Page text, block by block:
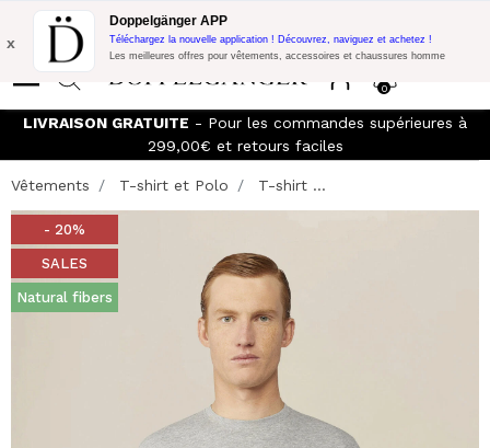
Promo Flash: 10% de réduction supplémentaire sur 300€ d'achat
avec le code:
0
x
Doppelgänger APP
Téléchargez la nouvelle application ! Découvrez, naviguez et achetez !
Les meilleures offres pour vêtements, accessoires et chaussures homme
LIVRAISON GRATUITE - Pour les commandes supérieures à
299,00€ et retours faciles
Vêtements T-shirt et Polo T-shirt ...
- 20%
SALES
Natural fibers